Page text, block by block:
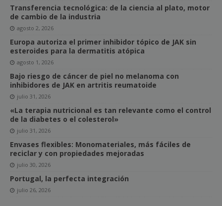
Transferencia tecnológica: de la ciencia al plato, motor
de cambio de la industria
agosto 2, 2026
Europa autoriza el primer inhibidor tópico de JAK sin
esteroides para la dermatitis atópica
agosto 1, 2026
Bajo riesgo de cáncer de piel no melanoma con
inhibidores de JAK en artritis reumatoide
julio 31, 2026
«La terapia nutricional es tan relevante como el control
de la diabetes o el colesterol»
julio 31, 2026
Envases flexibles: Monomateriales, más fáciles de
reciclar y con propiedades mejoradas
julio 30, 2026
Portugal, la perfecta integración
julio 26, 2026